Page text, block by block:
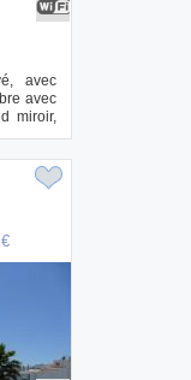
avec
avec
miroir,